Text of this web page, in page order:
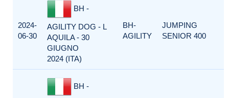
2024-
06-30
BH -
AGILITY DOG - L
AQUILA - 30
GIUGNO
2024 (ITA)
BH-
AGILITY
JUMPING
SENIOR 400
BH -